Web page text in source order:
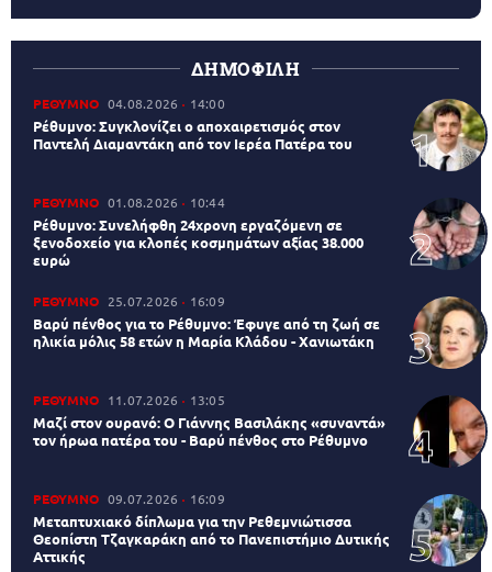
ΔΗΜΟΦΙΛΗ
ΡΕΘΥΜΝΟ 04.08.2026 14:00
Ρέθυμνο: Συγκλονίζει ο αποχαιρετισμός στον
Παντελή Διαμαντάκη από τον Ιερέα Πατέρα του
ΡΕΘΥΜΝΟ 01.08.2026 10:44
Ρέθυμνο: Συνελήφθη 24χρονη εργαζόμενη σε
ξενοδοχείο για κλοπές κοσμημάτων αξίας 38.000
ευρώ
ΡΕΘΥΜΝΟ 25.07.2026 16:09
Βαρύ πένθος για το Ρέθυμνο: Έφυγε από τη ζωή σε
ηλικία μόλις 58 ετών η Μαρία Κλάδου - Χανιωτάκη
ΡΕΘΥΜΝΟ 11.07.2026 13:05
Μαζί στον ουρανό: Ο Γιάννης Βασιλάκης «συναντά»
τον ήρωα πατέρα του - Βαρύ πένθος στο Ρέθυμνο
ΡΕΘΥΜΝΟ 09.07.2026 16:09
Μεταπτυχιακό δίπλωμα για την Ρεθεμνιώτισσα
Θεοπίστη Τζαγκαράκη από το Πανεπιστήμιο Δυτικής
Αττικής